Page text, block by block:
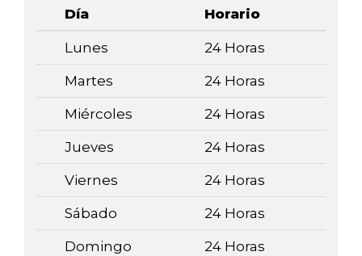
Día Horario
Lunes 24 Horas
Martes 24 Horas
Miércoles 24 Horas
Jueves 24 Horas
Viernes 24 Horas
Sábado 24 Horas
Domingo 24 Horas